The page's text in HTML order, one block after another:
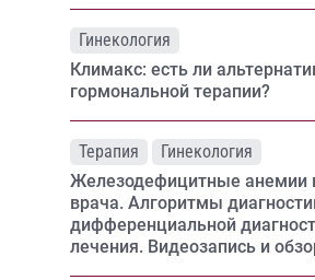
Гинекология
Климакс: есть ли
гормональной терапии?
Терапия
Гинекология
Железодефицитные анемии
врача. Алгоритмы
дифференциальной
лечения. Видеозапись и